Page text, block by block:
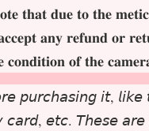
𝐭𝐡𝐚𝐭 𝐝𝐮𝐞 𝐭𝐨 𝐭𝐡𝐞
𝐭 𝐚𝐧𝐲 𝐫𝐞𝐟𝐮𝐧𝐝 𝐨𝐫
𝐜𝐨𝐧𝐝𝐢𝐭𝐢𝐨𝐧 𝐨𝐟 𝐭𝐡𝐞
𝘱𝘶𝘳𝘤𝘩𝘢𝘴𝘪𝘯𝘨 𝘪𝘵,
𝘦𝘵𝘤. 𝘛𝘩𝘦𝘴𝘦 𝘢𝘳𝘦